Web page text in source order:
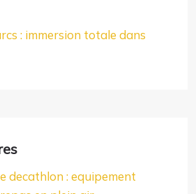
: immersion totale dans
decathlon : equipement